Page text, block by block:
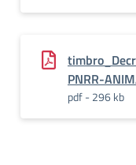
PNRR-
pdf - 296 kb